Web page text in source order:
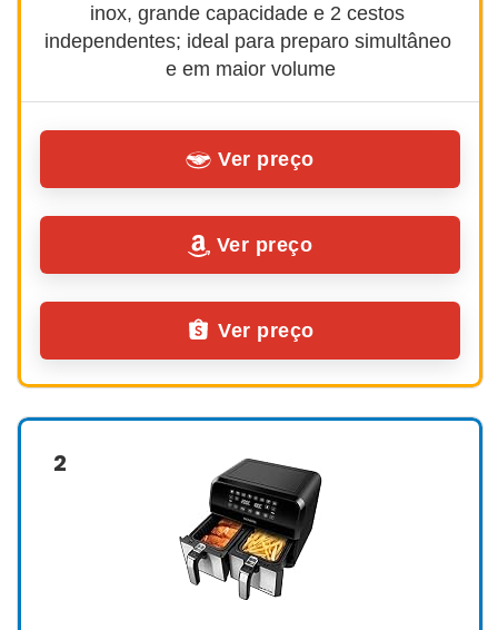
inox, grande capacidade e 2 cestos
independentes; ideal para preparo simultâneo
e em maior volume
Ver preço
Ver preço
Ver preço
2